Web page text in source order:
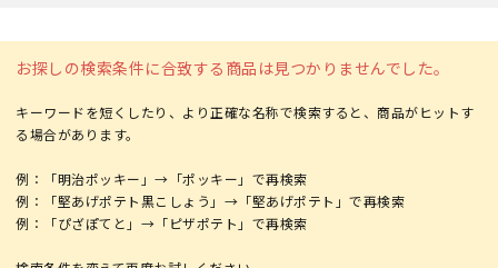
お探しの検索条件に合致する商品は見つかりませんでした。
キーワードを短くしたり、より正確な名称で検索すると、商品がヒットす
る場合があります。
例：「明治ポッキー」→「ポッキー」で再検索
例：「堅あげポテト黒こしょう」→「堅あげポテト」で再検索
例：「ぴざぽてと」→「ピザポテト」で再検索